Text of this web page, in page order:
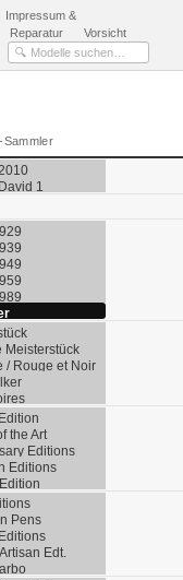
Impressum &
Reparatur
Vorsicht
Sammler
1
Meisterstück
/ Rouge et Noir
the Art
Editions
Editions
Pens
Edt.